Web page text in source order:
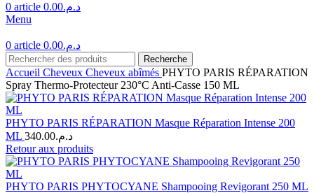
0 article د.م.0.00
Menu
0 article د.م.0.00
Recherche
Accueil Cheveux Cheveux abîmés PHYTO PARIS RÉPARATION
Spray Thermo-Protecteur 230°C Anti-Casse 150 ML
PHYTO PARIS RÉPARATION Masque Réparation Intense 200
ML
د.م.340.00
Retour aux produits
PHYTO PARIS PHYTOCYANE Shampooing Revigorant 250 ML